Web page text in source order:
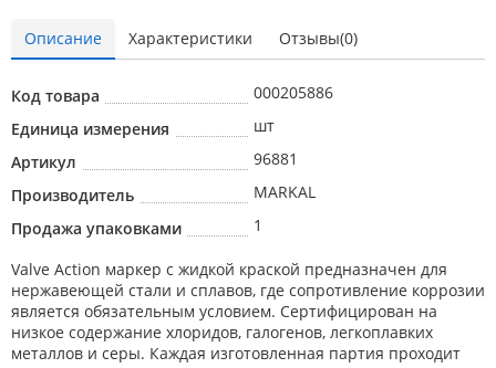
Описание Характеристики Отзывы(0)
Код товара
000205886
Единица измерения
шт
Артикул
96881
Производитель
MARKAL
Продажа упаковками
1
Valve Action маркер с жидкой краской предназначен для
нержавеющей стали и сплавов, где сопротивление коррозии
является обязательным условием. Сертифицирован на
низкое содержание хлоридов, галогенов, легкоплавких
металлов и серы. Каждая изготовленная партия проходит